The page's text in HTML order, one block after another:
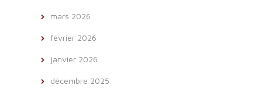
mars 2026
février 2026
janvier 2026
décembre 2025